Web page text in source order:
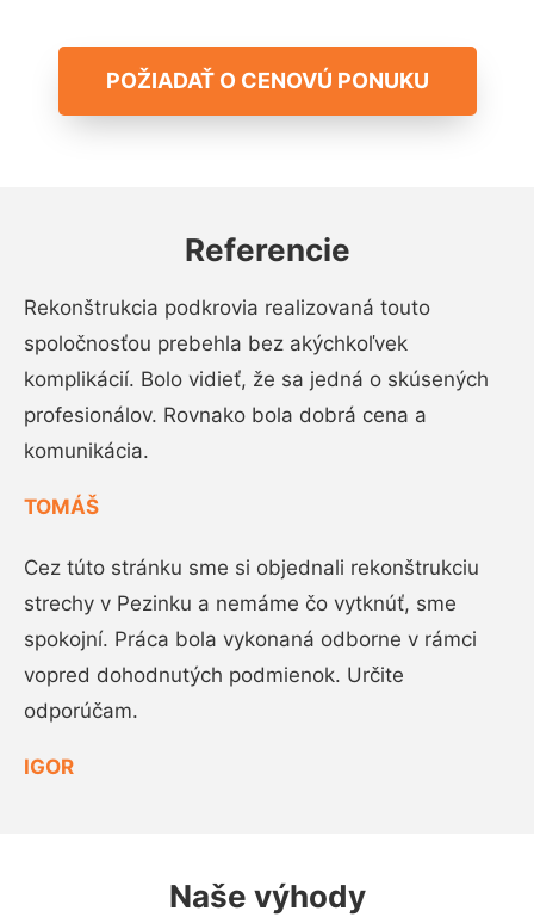
POŽIADAŤ O CENOVÚ PONUKU
Referencie
Rekonštrukcia podkrovia realizovaná touto
spoločnosťou prebehla bez akýchkoľvek
komplikácií. Bolo vidieť, že sa jedná o skúsených
profesionálov. Rovnako bola dobrá cena a
komunikácia.
TOMÁŠ
Cez túto stránku sme si objednali rekonštrukciu
strechy v Pezinku a nemáme čo vytknúť, sme
spokojní. Práca bola vykonaná odborne v rámci
vopred dohodnutých podmienok. Určite
odporúčam.
IGOR
Naše výhody